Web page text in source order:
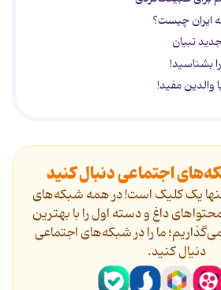
ایران چیست؟
تبیان
بشناسید!
والدین مفید!
اجتماعی دنبال کنید
تنها یک کلیک است! در همه شبکه‌های
داغ و دسته اول را با بهترین
ما را در شبکه‌های اجتماعی
دنیال کنید.